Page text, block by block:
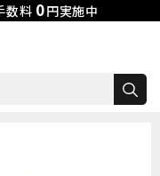
数料 0円実施中